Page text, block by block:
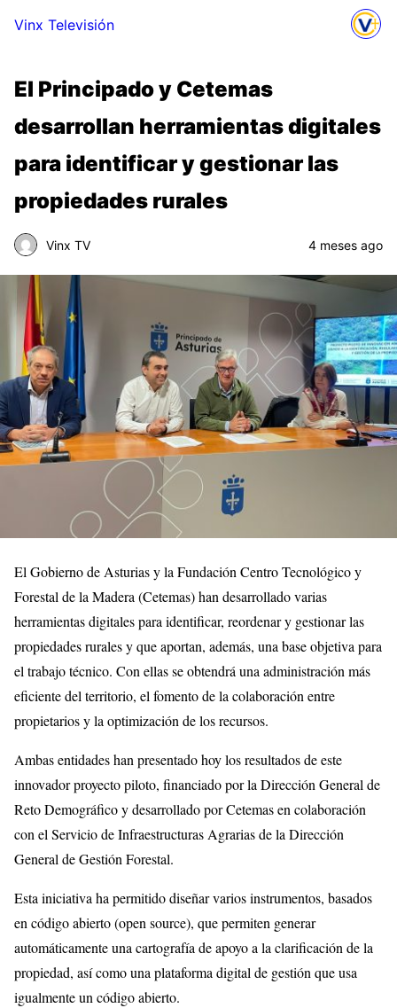
Vinx Televisión
El Principado y Cetemas
desarrollan herramientas digitales
para identificar y gestionar las
propiedades rurales
Vinx TV 4 meses ago
El Gobierno de Asturias y la Fundación Centro Tecnológico y
Forestal de la Madera (Cetemas) han desarrollado varias
herramientas digitales para identificar, reordenar y gestionar las
propiedades rurales y que aportan, además, una base objetiva para
el trabajo técnico. Con ellas se obtendrá una administración más
eficiente del territorio, el fomento de la colaboración entre
propietarios y la optimización de los recursos.
Ambas entidades han presentado hoy los resultados de este
innovador proyecto piloto, financiado por la Dirección General de
Reto Demográfico y desarrollado por Cetemas en colaboración
con el Servicio de Infraestructuras Agrarias de la Dirección
General de Gestión Forestal.
Esta iniciativa ha permitido diseñar varios instrumentos, basados
en código abierto (open source), que permiten generar
automáticamente una cartografía de apoyo a la clarificación de la
propiedad, así como una plataforma digital de gestión que usa
igualmente un código abierto.